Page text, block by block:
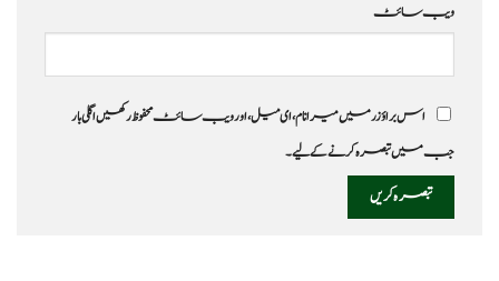
ویب‌ سائٹ
اس براؤزر میں میرا نام، ای میل، اور ویب سائٹ محفوظ رکھیں اگلی بار
جب میں تبصرہ کرنے کےلیے۔